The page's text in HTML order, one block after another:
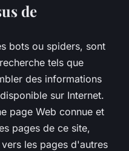
de
bots ou spiders, sont
tels que
des informations
sur Internet.
page Web connue et
pages de ce site,
les pages d'autres